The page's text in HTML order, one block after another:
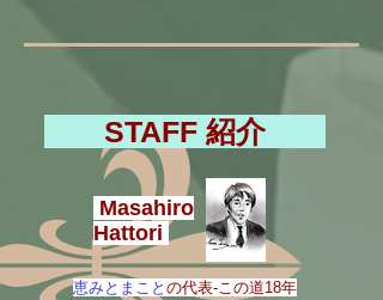
STAFF 紹介
Masahiro
Hattori
恵みとまこと の代表-この道18年